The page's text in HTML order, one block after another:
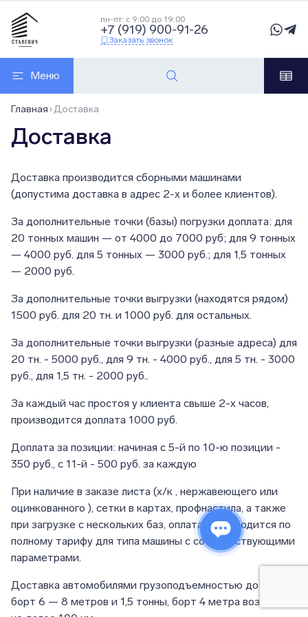
пн-пт: с 9:00 до 19:00
+7 (919) 900-91-26
Заказать звонок
Меню
Главная Доставка
Доставка
Доставка производится сборными машинами
(допустима доставка в адрес 2-х и более клиентов).
За дополнительные точки (базы) погрузки доплата: для
20 тонных машин — от 4000 до 7000 руб; для 9 тонных
— 4000 руб. для 5 тонных — 3000 руб.; для 1,5 тонных
— 2000 руб.
За дополнительные точки выгрузки (находятся рядом)
1500 руб. для 20 тн. и 1000 руб. для остальных.
За дополнительные точки выгрузки (разные адреса) для
20 тн. - 5000 руб., для 9 тн. - 4000 руб., для 5 тн. - 3000
руб., для 1,5 тн. - 2000 руб..
За каждый час простоя у клиента свыше 2-х часов,
производится доплата 1000 руб.
Доплата за позиции: начиная с 5-й по 10-ю позиции -
350 руб., с 11-й - 500 руб. за каждую
При наличие в заказе листа (х/к , нержавеющего или
оцинкованного ), сетки в картах, профнастила, а также
при загрузке с нескольких баз, оплата производится по
полному тарифу для типа машины с соответствующими
параметрами.
Доставка автомобилями грузоподъемностью до 9 тонн,
борт 6 — 8 метров и 1,5 тонны, борт 4 метра возможна